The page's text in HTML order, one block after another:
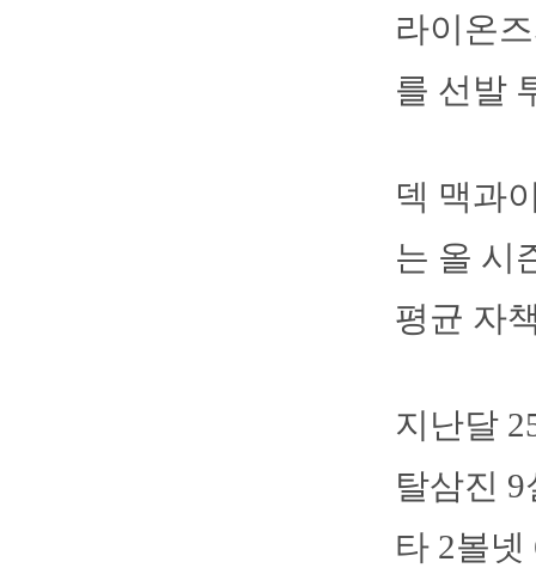
라이온
를 선발
덱 맥과
는 올 시
평균 자
지난달
탈삼진
타 2볼